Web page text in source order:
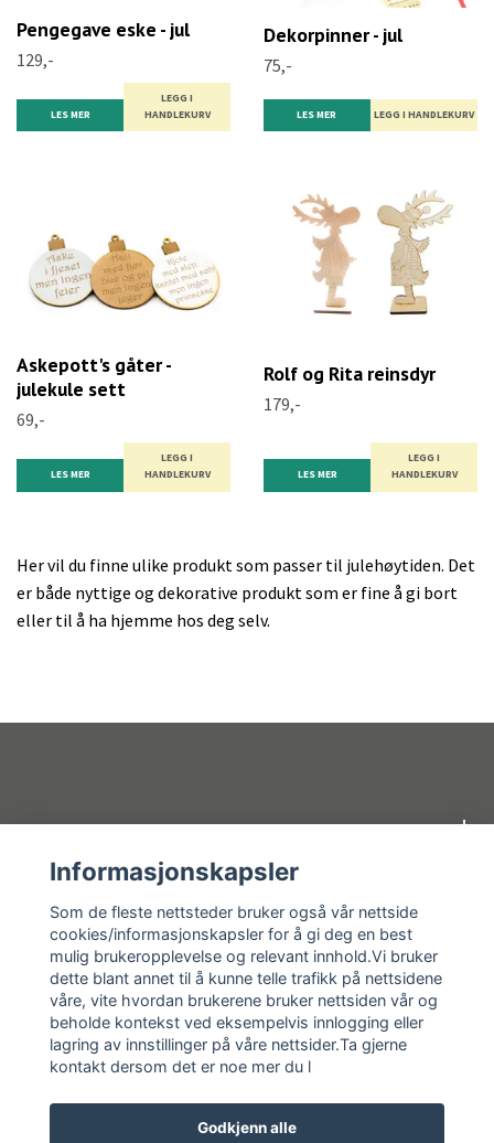
Pengegave eske - jul
129,-
LES MER
LEGG I
HANDLEKURV
Dekorpinner - jul
75,-
LES MER
Askepott's gåter -
julekule sett
69,-
LES MER
LEGG I
HANDLEKURV
Rolf og Rita reinsdyr
179,-
LES MER
LEGG I
HANDLEKURV
Her vil du finne ulike produkt som passer til julehøytiden. Det
er både nyttige og dekorative produkt som er fine å gi bort
eller til å ha hjemme hos deg selv.
Kundeservice
Sosiale medier
Informasjonskapsler
Som de fleste nettsteder bruker også vår nettside
cookies/informasjonskapsler for å gi deg en best
mulig brukeropplevelse og relevant innhold.Vi bruker
dette blant annet til å kunne telle trafikk på nettsidene
våre, vite hvordan brukerene bruker nettsiden vår og
beholde kontekst ved eksempelvis innlogging eller
lagring av innstillinger på våre nettsider.Ta gjerne
kontakt dersom det er noe mer du l
Godkjenn alle